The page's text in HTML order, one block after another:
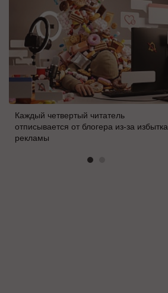
Каждый четвертый читатель
отписывается от блогера из-за избытка
рекламы